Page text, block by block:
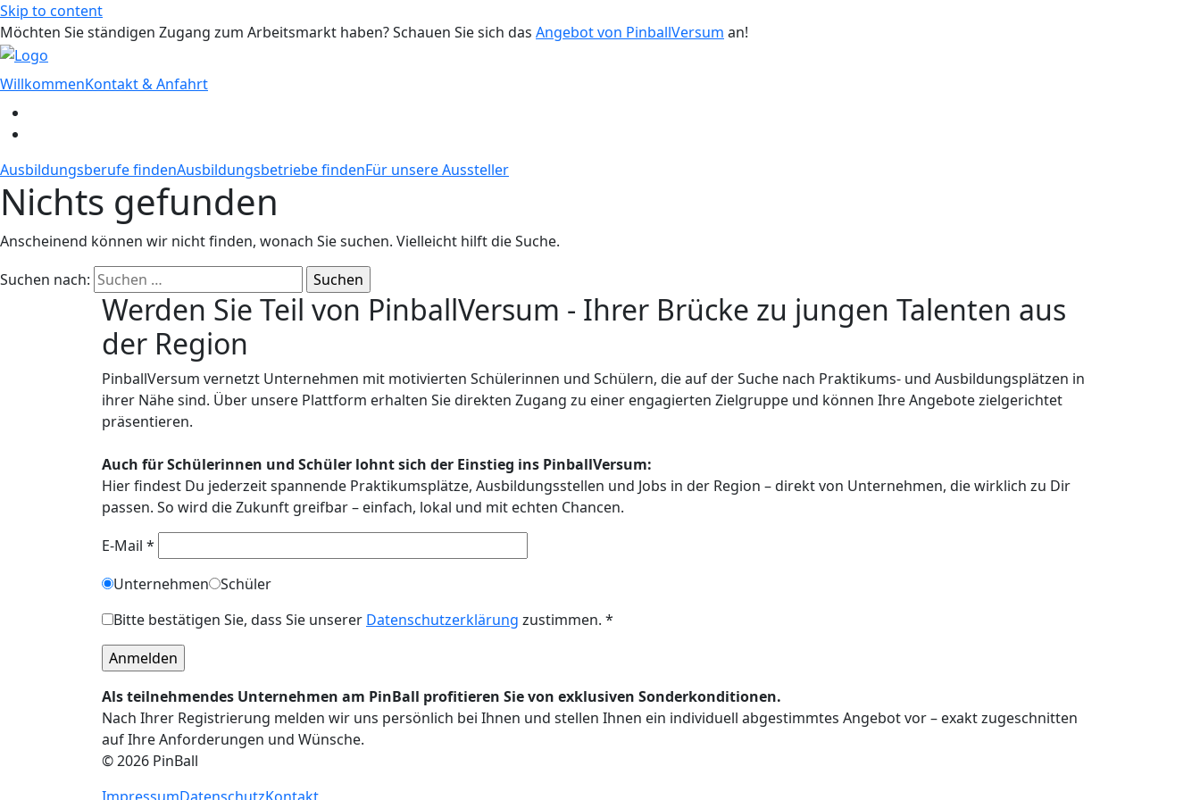
Skip to content
Möchten Sie ständigen Zugang zum Arbeitsmarkt haben? Schauen Sie sich das Angebot von PinballVersum an!
WillkommenKontakt & Anfahrt
Ausbildungsberufe findenAusbildungsbetriebe findenFür unsere Aussteller
Nichts gefunden
Anscheinend können wir nicht finden, wonach Sie suchen. Vielleicht hilft die Suche.
Suchen nach:
Werden Sie Teil von PinballVersum - Ihrer Brücke zu jungen Talenten aus
der Region
PinballVersum vernetzt Unternehmen mit motivierten Schülerinnen und Schülern, die auf der Suche nach Praktikums- und Ausbildungsplätzen in
ihrer Nähe sind. Über unsere Plattform erhalten Sie direkten Zugang zu einer engagierten Zielgruppe und können Ihre Angebote zielgerichtet
präsentieren.
Auch für Schülerinnen und Schüler lohnt sich der Einstieg ins PinballVersum:
Hier findest Du jederzeit spannende Praktikumsplätze, Ausbildungsstellen und Jobs in der Region – direkt von Unternehmen, die wirklich zu Dir
passen. So wird die Zukunft greifbar – einfach, lokal und mit echten Chancen.
E-Mail *
Unternehmen
Schüler
Bitte bestätigen Sie, dass Sie unserer Datenschutzerklärung zustimmen. *
Als teilnehmendes Unternehmen am PinBall profitieren Sie von exklusiven Sonderkonditionen.
Nach Ihrer Registrierung melden wir uns persönlich bei Ihnen und stellen Ihnen ein individuell abgestimmtes Angebot vor – exakt zugeschnitten
auf Ihre Anforderungen und Wünsche.
© 2026 PinBall